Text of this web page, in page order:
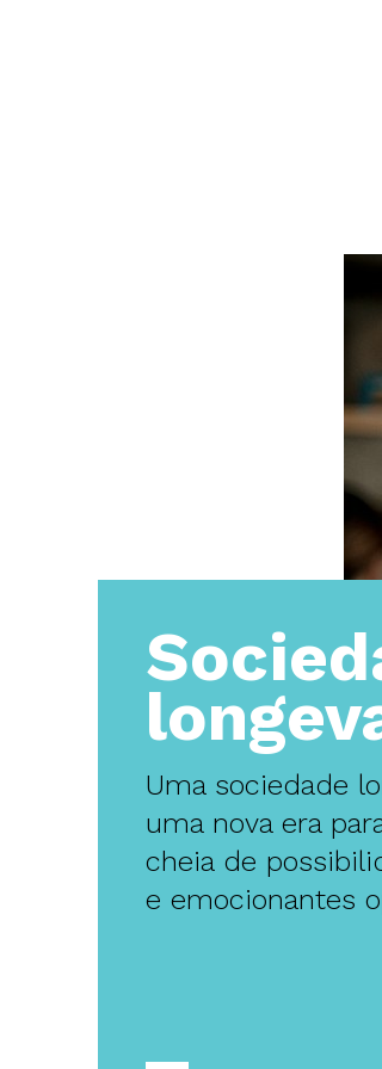
Uma sociedade
uma nova era
cheia de
e emocionantes